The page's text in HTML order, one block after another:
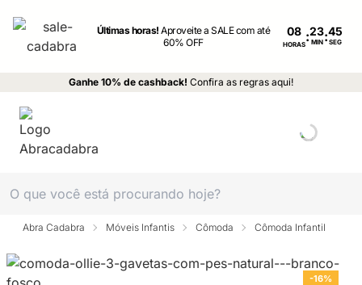
Últimas horas!Aproveite a SALE com até
60% OFF
08
HORAS: MIN : SEG
Ganhe 10% de cashback! Confira as regras aqui!
Abra Cadabra Móveis Infantis Cômoda Cômoda Infantil
-16%